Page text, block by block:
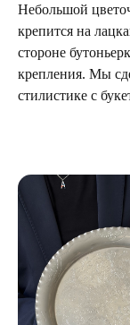
Небольшой
крепится на
стороне
крепления. Мы
стилистике с
Г. САНКТ ПЕТЕРБУРГ
+7 981 9672833
Ответим на все вопросы!
info@plombirflowers.ru
Каждый день с 9:00 до 21:00
УЛ. КИРОЧНАЯ, 8Б